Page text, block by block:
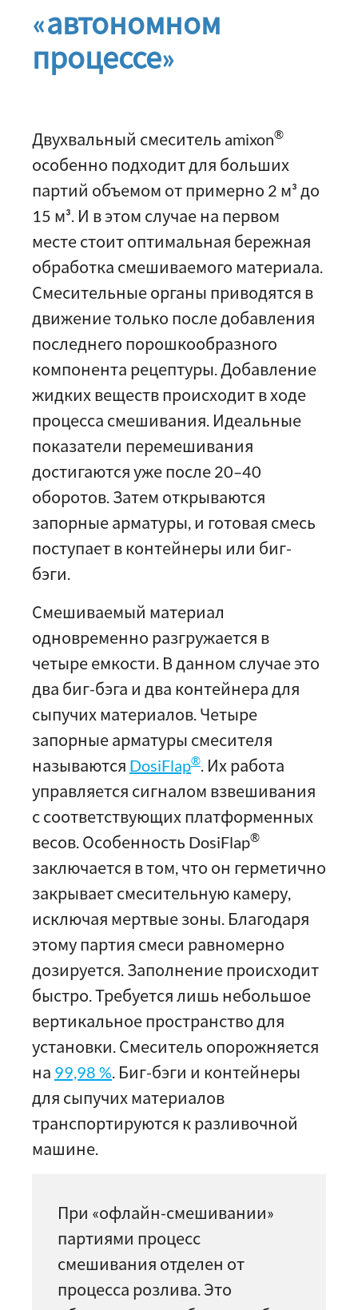
«автономном
процессе»
Двухвальный смеситель amixon®
особенно подходит для больших
партий объемом от примерно 2 м³ до
15 м³. И в этом случае на первом
месте стоит оптимальная бережная
обработка смешиваемого материала.
Смесительные органы приводятся в
движение только после добавления
последнего порошкообразного
компонента рецептуры. Добавление
жидких веществ происходит в ходе
процесса смешивания. Идеальные
показатели перемешивания
достигаются уже после 20–40
оборотов. Затем открываются
запорные арматуры, и готовая смесь
поступает в контейнеры или биг-
бэги.
Смешиваемый материал
одновременно разгружается в
четыре емкости. В данном случае это
два биг-бэга и два контейнера для
сыпучих материалов. Четыре
запорные арматуры смесителя
называются DosiFlap® . Их работа
управляется сигналом взвешивания
с соответствующих платформенных
весов. Особенность DosiFlap®
заключается в том, что он герметично
закрывает смесительную камеру,
исключая мертвые зоны. Благодаря
этому партия смеси равномерно
дозируется. Заполнение происходит
быстро. Требуется лишь небольшое
вертикальное пространство для
установки. Смеситель опорожняется
на 99,98 % . Биг-бэги и контейнеры
для сыпучих материалов
транспортируются к разливочной
машине.
При «офлайн-смешивании»
партиями процесс
смешивания отделен от
процесса розлива. Это